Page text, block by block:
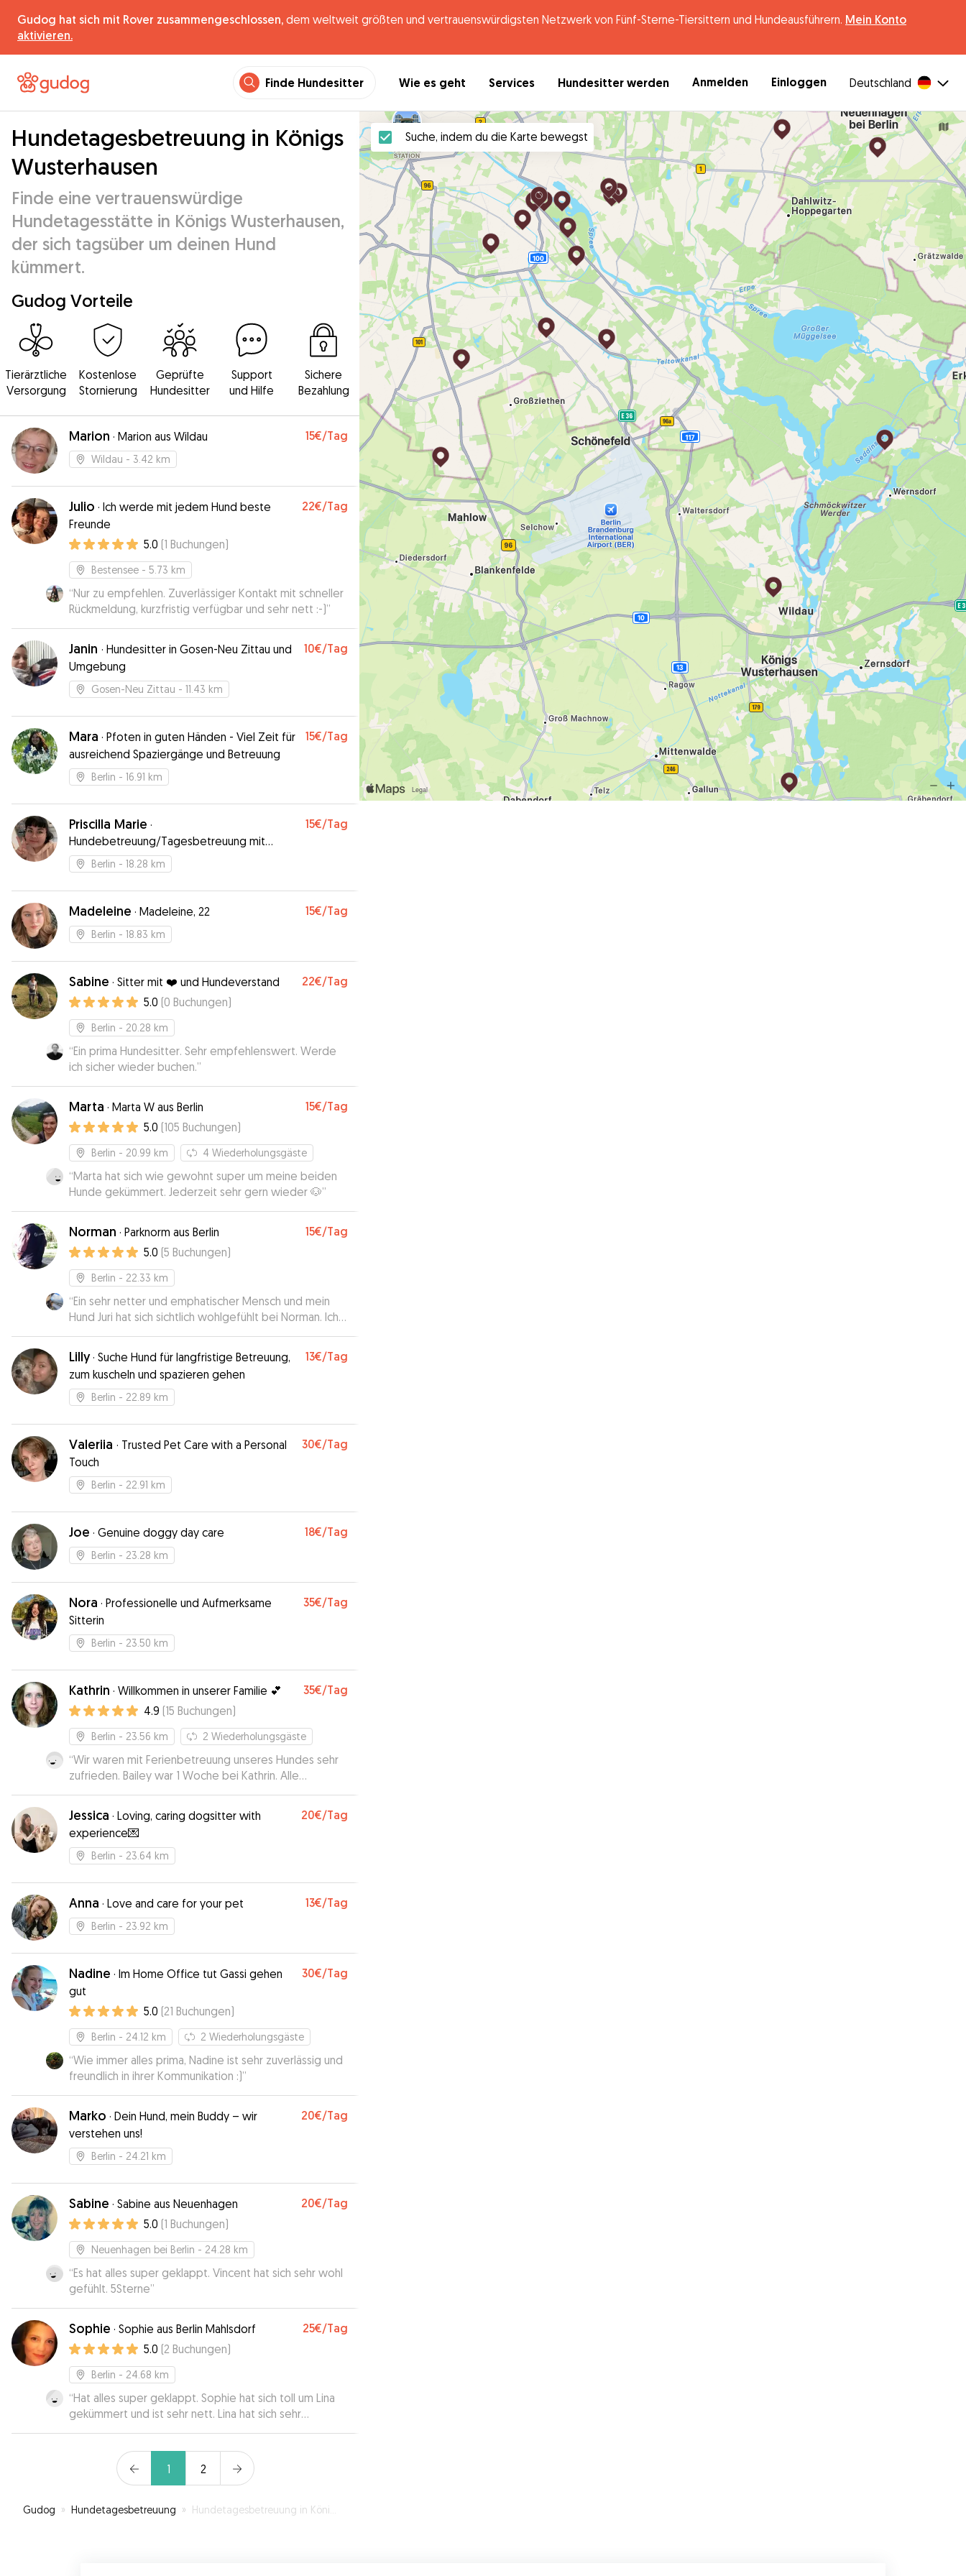
Gudog hat sich mit Rover zusammengeschlossen, dem weltweit größten und vertrauenswürdigsten Netzwerk von Fünf-Sterne-Tiersittern und Hundeausführern. Mein Konto
aktivieren.
Finde Hundesitter Wie es geht Services Hundesitter werden Anmelden Einloggen Deutschland
Hundetagesbetreuung in Königs
Wusterhausen
Finde eine vertrauenswürdige
Hundetagesstätte in Königs Wusterhausen,
der sich tagsüber um deinen Hund
kümmert.
Gudog Vorteile
Tierärztliche
Versorgung
Kostenlose
Stornierung
Geprüfte
Hundesitter
Support
und Hilfe
Sichere
Bezahlung
Marion · Marion aus Wildau 15€/Tag
Wildau - 3.42 km
Julio · Ich werde mit jedem Hund beste
Freunde
22€/Tag
5.0 (1 Buchungen)
Bestensee - 5.73 km
“Nur zu empfehlen. Zuverlässiger Kontakt mit schneller
Rückmeldung, kurzfristig verfügbar und sehr nett :-)”
Janin · Hundesitter in Gosen-Neu Zittau und
Umgebung
10€/Tag
Gosen-Neu Zittau - 11.43 km
Mara · Pfoten in guten Händen - Viel Zeit für
ausreichend Spaziergänge und Betreuung
15€/Tag
Berlin - 16.91 km
Priscilla Marie ·
Hundebetreuung/Tagesbetreuung mit
Übernachtungsmöglichkeit
15€/Tag
Berlin - 18.28 km
Madeleine · Madeleine, 22 15€/Tag
Berlin - 18.83 km
Sabine · Sitter mit ❤️ und Hundeverstand 22€/Tag
5.0 (0 Buchungen)
Berlin - 20.28 km
“Ein prima Hundesitter. Sehr empfehlenswert. Werde
ich sicher wieder buchen.”
Marta · Marta W aus Berlin 15€/Tag
5.0 (105 Buchungen)
Berlin - 20.99 km 4 Wiederholungsgäste
“Marta hat sich wie gewohnt super um meine beiden
Hunde gekümmert. Jederzeit sehr gern wieder 🐶”
Norman · Parknorm aus Berlin 15€/Tag
5.0 (5 Buchungen)
Berlin - 22.33 km
“Ein sehr netter und emphatischer Mensch und mein
Hund Juri hat sich sichtlich wohlgefühlt bei Norman. Ich
werde Norman auf jeden Fall weiterhin für die
Betreuung anfragen. 1000 Dank!
Lilly· Suche Hund für langfristige Betreuung,
zum kuscheln und spazieren gehen
13€/Tag
Berlin - 22.89 km
Valeriia · Trusted Pet Care with a Personal
Touch
30€/Tag
Berlin - 22.91 km
Joe · Genuine doggy day care 18€/Tag
Berlin - 23.28 km
Nora · Professionelle und Aufmerksame
Sitterin
35€/Tag
Berlin - 23.50 km
Kathrin · Willkommen in unserer Familie 💕 35€/Tag
4.9 (15 Buchungen)
Berlin - 23.56 km 2 Wiederholungsgäste
“Wir waren mit Ferienbetreuung unseres Hundes sehr
zufrieden. Bailey war 1 Woche bei Kathrin. Alle
Absprachen haben super geklappt und Kathrin hat uns
jeden Tag mit aktuellen Fotos von Bailey versorgt.
Somit waren wir immer auf dem neuesten Stand und
konnten unseren Urlaub entspannt genießen. Wir
würden jeder Zeit wieder eine Betreuung über Kathrin
Jessica · Loving, caring dogsitter with
experience💌
20€/Tag
Berlin - 23.64 km
Anna · Love and care for your pet 13€/Tag
Berlin - 23.92 km
Nadine · Im Home Office tut Gassi gehen
gut
30€/Tag
5.0 (21 Buchungen)
Berlin - 24.12 km 2 Wiederholungsgäste
“Wie immer alles prima, Nadine ist sehr zuverlässig und
freundlich in ihrer Kommunikation :)”
Marko · Dein Hund, mein Buddy – wir
verstehen uns!
20€/Tag
Berlin - 24.21 km
Sabine · Sabine aus Neuenhagen 20€/Tag
5.0 (1 Buchungen)
Neuenhagen bei Berlin - 24.28 km
“Es hat alles super geklappt. Vincent hat sich sehr wohl
gefühlt. 5Sterne”
Sophie · Sophie aus Berlin Mahlsdorf 25€/Tag
5.0 (2 Buchungen)
Berlin - 24.68 km
“Hat alles super geklappt. Sophie hat sich toll um Lina
gekümmert und ist sehr nett. Lina hat sich sehr
wohlgefühlt. Gerne wieder!”
1 2
Gudog » Hundetagesbetreuung » Hundetagesbetreuung in Königs Wusterhausen
Suche, indem du die Karte bewegst